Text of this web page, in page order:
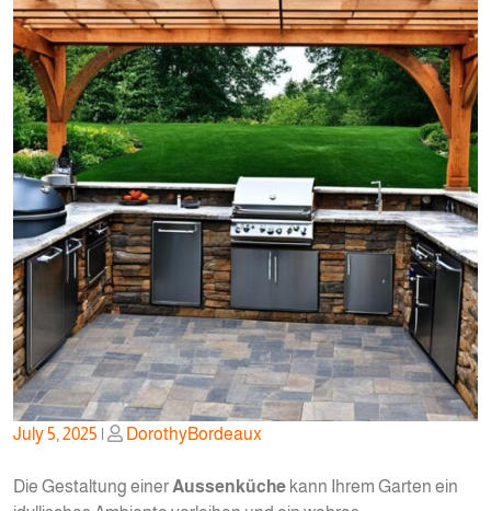
Posted
July 5, 2025 | Posted
DorothyBordeaux
Die Gestaltung einer Aussenküche kann Ihrem Garten ein